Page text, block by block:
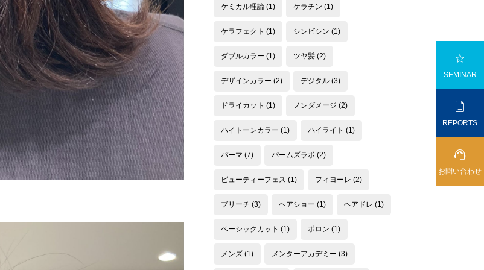
ケミカル理論 (1) ケラチン (1)
ケラフェクト (1) シンビシン (1)
ダブルカラー (1) ツヤ髪 (2)
デザインカラー (2) デジタル (3)
ドライカット (1) ノンダメージ (2)
ハイトーンカラー (1) ハイライト (1)
パーマ (7) パームズラボ (2)
ビューティーフェス (1) フィヨーレ (2)
ブリーチ (3) ヘアショー (1) ヘアドレ (1)
ベーシックカット (1) ポロン (1)
メンズ (1) メンターアカデミー (3)

SEMINAR

REPORTS

お問い合わせ